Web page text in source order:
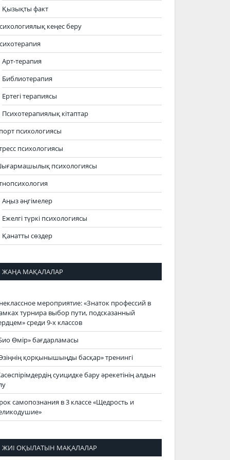
Қызықты факт
кеңес беру
Арт-терапия
Библиотерапия
Ертегі терапиясы
Психотерапиялық кітаптар
психологиясы
психологиясы
психологиясы
Аңыз әңгімелер
Ежелгі түркі психологиясы
Қанатты сөздер
ЖАҢА МАҚАЛАЛАР
мероприятие: «Знаток профессий в
турнира выбор пути, подсказанный
среди 9-х классов
Өмір» бағдарламасы
қорқынышыңды басқар» тренингі
суицидке бару әрекетінің алдын
самопознания в 3 классе «Щедрость и
ЖИІ ОҚЫЛАТЫН МАҚАЛАЛАР